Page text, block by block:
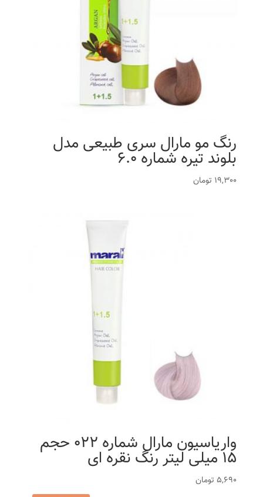
رنگ مو مارال سری طبیعی مدل
بلوند تیره شماره 6.0
19,300 تومان
واریاسیون مارال شماره 022 حجم
15 میلی لیتر رنگ نقره ای
5,690 تومان